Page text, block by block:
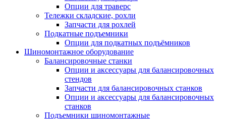
Опции для траверс
Тележки складские, рохли
Запчасти для рохлей
Подкатные подъемники
Опции для подкатных подъёмников
Шиномонтажное оборудование
Балансировочные станки
Опции и аксессуары для балансировочных
стендов
Запчасти для балансировочных станков
Опции и аксессуары для балансировочных
станков
Подъемники шиномонтажные